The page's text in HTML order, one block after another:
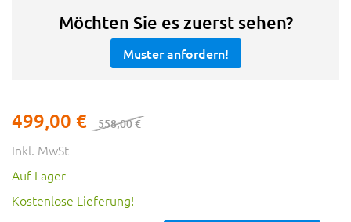
Möchten Sie es zuerst sehen?
Muster anfordern!
499,00 € 558,00 €
Inkl. MwSt
Auf Lager
Kostenlose Lieferung!